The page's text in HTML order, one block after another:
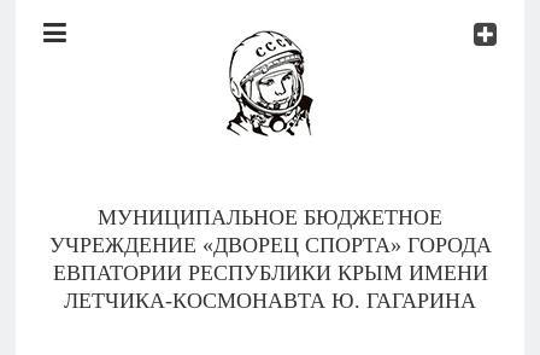
Документы
МУНИЦИПАЛЬНОЕ БЮДЖЕТНОЕ
УЧРЕЖДЕНИЕ «ДВОРЕЦ СПОРТА» ГОРОДА
ЕВПАТОРИИ РЕСПУБЛИКИ КРЫМ ИМЕНИ
ЛЕТЧИКА-КОСМОНАВТА Ю. ГАГАРИНА